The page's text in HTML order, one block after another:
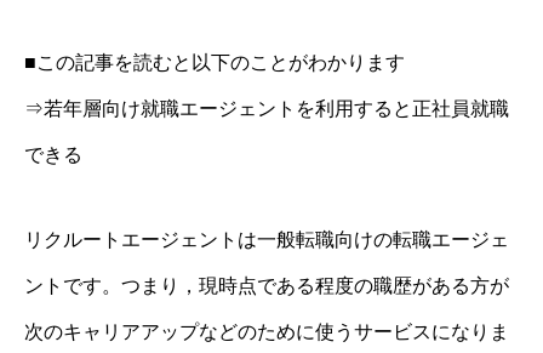
■この記事を読むと以下のことがわかります
⇒若年層向け就職エージェントを利用すると正社員就職
できる
リクルートエージェントは一般転職向けの転職エージェ
ントです。つまり，現時点である程度の職歴がある方が
次のキャリアアップなどのために使うサービスになりま